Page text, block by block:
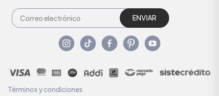
ENVIAR
Términos y condiciones